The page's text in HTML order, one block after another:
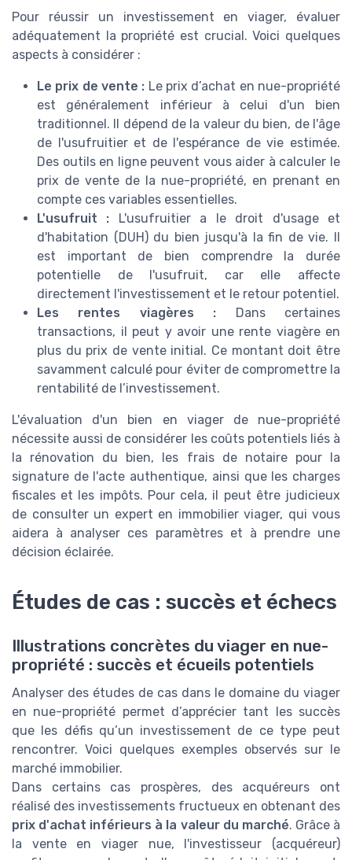
Pour réussir un investissement en viager, évaluer
adéquatement la propriété est crucial. Voici quelques
aspects à considérer :
Le prix de vente : Le prix d’achat en nue-propriété
est généralement inférieur à celui d'un bien
traditionnel. Il dépend de la valeur du bien, de l'âge
de l'usufruitier et de l'espérance de vie estimée.
Des outils en ligne peuvent vous aider à calculer le
prix de vente de la nue-propriété, en prenant en
compte ces variables essentielles.
L'usufruit : L'usufruitier a le droit d'usage et
d'habitation (DUH) du bien jusqu'à la fin de vie. Il
est important de bien comprendre la durée
potentielle de l'usufruit, car elle affecte
directement l'investissement et le retour potentiel.
Les rentes viagères : Dans certaines
transactions, il peut y avoir une rente viagère en
plus du prix de vente initial. Ce montant doit être
savamment calculé pour éviter de compromettre la
rentabilité de l’investissement.
L'évaluation d'un bien en viager de nue-propriété
nécessite aussi de considérer les coûts potentiels liés à
la rénovation du bien, les frais de notaire pour la
signature de l'acte authentique, ainsi que les charges
fiscales et les impôts. Pour cela, il peut être judicieux
de consulter un expert en immobilier viager, qui vous
aidera à analyser ces paramètres et à prendre une
décision éclairée.
Études de cas : succès et échecs
Illustrations concrètes du viager en nue-
propriété : succès et écueils potentiels
Analyser des études de cas dans le domaine du viager
en nue-propriété permet d’apprécier tant les succès
que les défis qu’un investissement de ce type peut
rencontrer. Voici quelques exemples observés sur le
marché immobilier.
Dans certains cas prospères, des acquéreurs ont
réalisé des investissements fructueux en obtenant des
prix d'achat inférieurs à la valeur du marché. Grâce à
la vente en viager nue, l'investisseur (acquéreur)